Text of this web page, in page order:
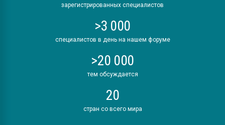
зарегистрированных специалистов
>3 000
специалистов в день на нашем форуме
>20 000
тем обсуждается
20
стран со всего мира